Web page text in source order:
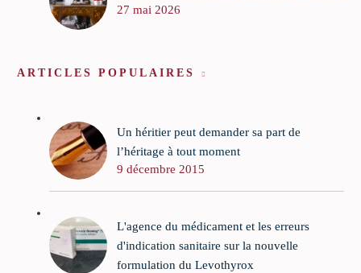
27 mai 2026
ARTICLES POPULAIRES
Un héritier peut demander sa part de
l’héritage à tout moment
9 décembre 2015
L'agence du médicament et les erreurs
d'indication sanitaire sur la nouvelle
formulation du Levothyrox